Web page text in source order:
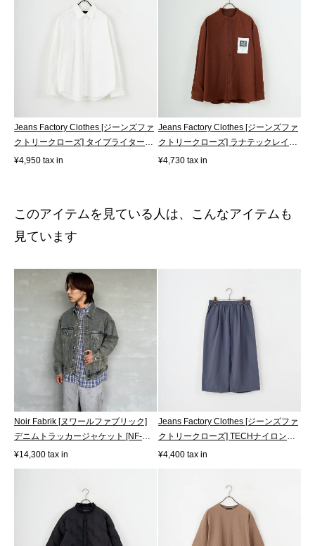
Jeans Factory Clothes [ジーンズファ
クトリークローズ] タイプライター
ド...
¥4,950 tax in
Jeans Factory Clothes [ジーンズファ
クトリークローズ] ラナテックレイ
バ...
¥4,730 tax in
このアイテムを見ている人は、こんなアイテムも
見ています
Noir Fabrik [ヌワールファブリック]
デニムトラッカージャケット [NF-
243-...
¥14,300 tax in
Jeans Factory Clothes [ジーンズファ
クトリークローズ] TECHナイロンリ
ッ...
¥4,400 tax in